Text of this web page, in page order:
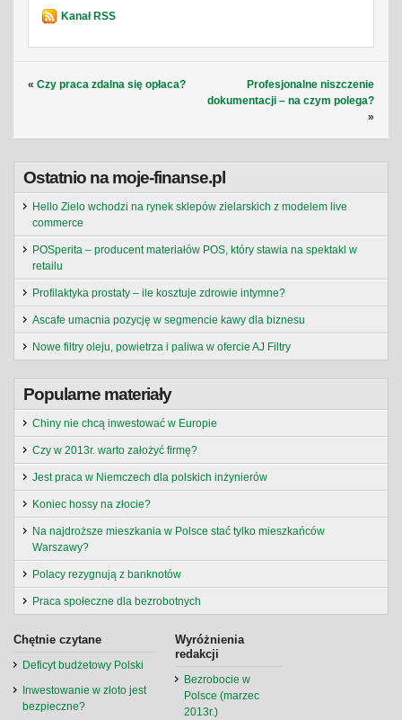
Kanał RSS
Profesjonalne niszczenie
dokumentacji – na czym polega?
»
« Czy praca zdalna się opłaca?
Ostatnio na moje-finanse.pl
Hello Zielo wchodzi na rynek sklepów zielarskich z modelem live
commerce
POSperita – producent materiałów POS, który stawia na spektakl w
retailu
Profilaktyka prostaty – ile kosztuje zdrowie intymne?
Ascafe umacnia pozycję w segmencie kawy dla biznesu
Nowe filtry oleju, powietrza i paliwa w ofercie AJ Filtry
Popularne materiały
Chiny nie chcą inwestować w Europie
Czy w 2013r. warto założyć firmę?
Jest praca w Niemczech dla polskich inżynierów
Koniec hossy na złocie?
Na najdroższe mieszkania w Polsce stać tylko mieszkańców
Warszawy?
Polacy rezygnują z banknotów
Praca społeczne dla bezrobotnych
Chętnie czytane
Deficyt budżetowy Polski
Inwestowanie w złoto jest
bezpieczne?
Wyróżnienia
redakcji
Bezrobocie w
Polsce (marzec
2013r.)